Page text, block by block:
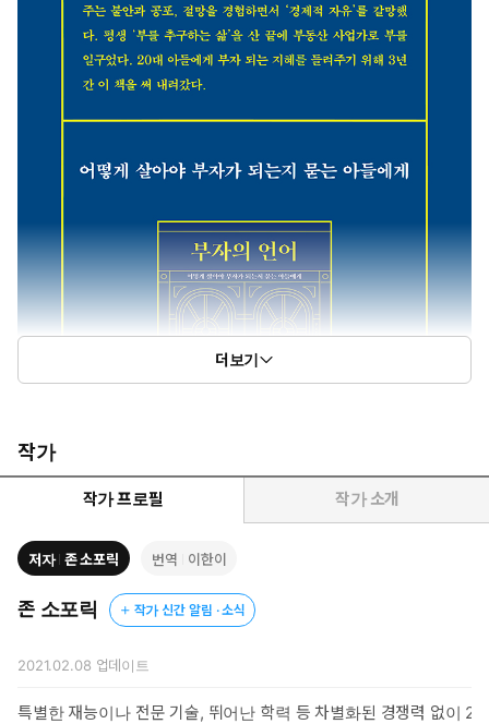
더보기
작가
작가 프로필 작가 소개
저자 존 소포릭 번역 이한이
존 소포릭 작가 신간 알림 · 소식
2021.02.08 업데이트
특별한 재능이나 전문 기술, 뛰어난 학력 등 차별화된 경쟁력 없이 2